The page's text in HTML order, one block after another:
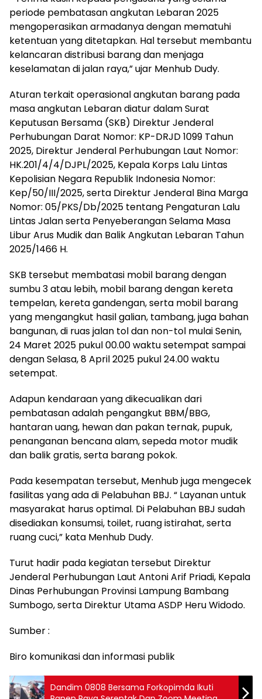
periode pembatasan angkutan Lebaran 2025
mengoperasikan armadanya dengan mematuhi
ketentuan yang ditetapkan. Hal tersebut membantu
kelancaran distribusi barang dan menjaga
keselamatan di jalan raya,” ujar Menhub Dudy.
Aturan terkait operasional angkutan barang pada
masa angkutan Lebaran diatur dalam Surat
Keputusan Bersama (SKB) Direktur Jenderal
Perhubungan Darat Nomor: KP-DRJD 1099 Tahun
2025, Direktur Jenderal Perhubungan Laut Nomor:
HK.201/4/4/DJPL/2025, Kepala Korps Lalu Lintas
Kepolisian Negara Republik Indonesia Nomor:
Kep/50/III/2025, serta Direktur Jenderal Bina Marga
Nomor: 05/PKS/Db/2025 tentang Pengaturan Lalu
Lintas Jalan serta Penyeberangan Selama Masa
Libur Arus Mudik dan Balik Angkutan Lebaran Tahun
2025/1466 H.
SKB tersebut membatasi mobil barang dengan
sumbu 3 atau lebih, mobil barang dengan kereta
tempelan, kereta gandengan, serta mobil barang
yang mengangkut hasil galian, tambang, juga bahan
bangunan, di ruas jalan tol dan non-tol mulai Senin,
24 Maret 2025 pukul 00.00 waktu setempat sampai
dengan Selasa, 8 April 2025 pukul 24.00 waktu
setempat.
Adapun kendaraan yang dikecualikan dari
pembatasan adalah pengangkut BBM/BBG,
hantaran uang, hewan dan pakan ternak, pupuk,
penanganan bencana alam, sepeda motor mudik
dan balik gratis, serta barang pokok.
Pada kesempatan tersebut, Menhub juga mengecek
fasilitas yang ada di Pelabuhan BBJ. “ Layanan untuk
masyarakat harus optimal. Di Pelabuhan BBJ sudah
disediakan konsumsi, toilet, ruang istirahat, serta
ruang cuci,” kata Menhub Dudy.
Turut hadir pada kegiatan tersebut Direktur
Jenderal Perhubungan Laut Antoni Arif Priadi, Kepala
Dinas Perhubungan Provinsi Lampung Bambang
Sumbogo, serta Direktur Utama ASDP Heru Widodo.
Sumber :
Biro komunikasi dan informasi publik
Dandim 0808 Bersama Forkopimda Ikuti